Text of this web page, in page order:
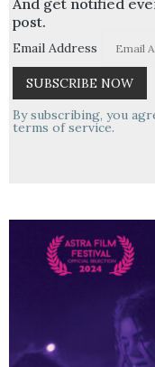
And get notified
post.
Email Address
By subscribing, you
terms of service.